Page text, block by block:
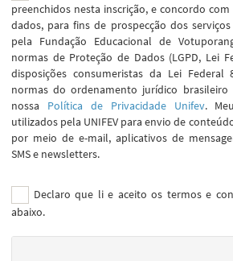
preenchidos nesta inscrição, e concordo
dados, para fins de prospecção dos
pela Fundação Educacional de
normas de Proteção de Dados (LGPD, Lei
disposições consumeristas da Lei Federal
normas do ordenamento jurídico brasileiro
nossa Política de Privacidade Unifev.
utilizados pela UNIFEV para envio de
por meio de e-mail, aplicativos de
SMS e newsletters.
Declaro que li e aceito os termos e
abaixo.